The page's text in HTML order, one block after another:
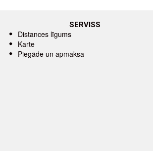
SERVISS
Distances līgums
Karte
Piegāde un apmaksa